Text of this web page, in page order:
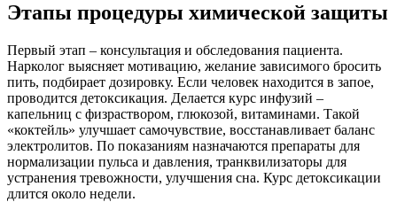
Этапы процедуры химической защиты
Первый этап – консультация и обследования пациента.
Нарколог выясняет мотивацию, желание зависимого бросить
пить, подбирает дозировку. Если человек находится в запое,
проводится детоксикация. Делается курс инфузий –
капельниц с физраствором, глюкозой, витаминами. Такой
«коктейль» улучшает самочувствие, восстанавливает баланс
электролитов. По показаниям назначаются препараты для
нормализации пульса и давления, транквилизаторы для
устранения тревожности, улучшения сна. Курс детоксикации
длится около недели.